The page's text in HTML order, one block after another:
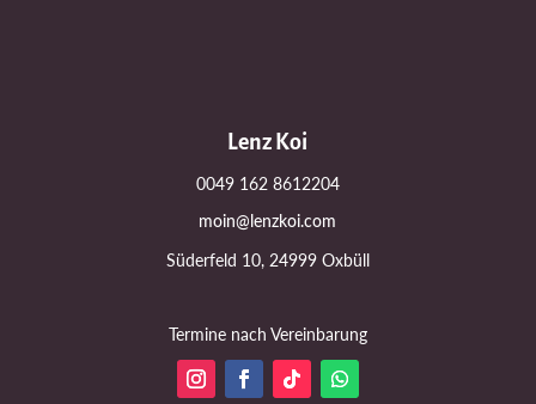
Lenz Koi
0049 162 8612204
moin@lenzkoi.com
Süderfeld 10, 24999 Oxbüll
Termine nach Vereinbarung